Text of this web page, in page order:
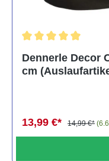
Dennerle Decor
cm
13,99 €* 14,99 €*